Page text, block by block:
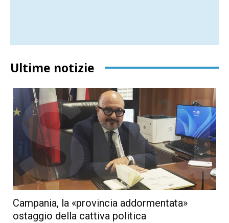
Ultime notizie
Campania, la «provincia addormentata»
ostaggio della cattiva politica